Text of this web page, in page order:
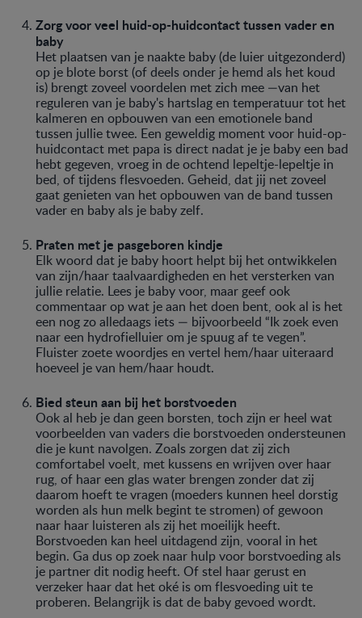
Zorg voor veel huid-op-huidcontact tussen vader en
baby
Het plaatsen van je naakte baby (de luier uitgezonderd)
op je blote borst (of deels onder je hemd als het koud
is) brengt zoveel voordelen met zich mee —van het
reguleren van je baby's hartslag en temperatuur tot het
kalmeren en opbouwen van een emotionele band
tussen jullie twee. Een geweldig moment voor huid-op-
huidcontact met papa is direct nadat je je baby een bad
hebt gegeven, vroeg in de ochtend lepeltje-lepeltje in
bed, of tijdens flesvoeden. Geheid, dat jij net zoveel
gaat genieten van het opbouwen van de band tussen
vader en baby als je baby zelf.
Praten met je pasgeboren kindje
Elk woord dat je baby hoort helpt bij het ontwikkelen
van zijn/haar taalvaardigheden en het versterken van
jullie relatie. Lees je baby voor, maar geef ook
commentaar op wat je aan het doen bent, ook al is het
een nog zo alledaags iets — bijvoorbeeld “Ik zoek even
naar een hydrofielluier om je spuug af te vegen”.
Fluister zoete woordjes en vertel hem/haar uiteraard
hoeveel je van hem/haar houdt.
Bied steun aan bij het borstvoeden
Ook al heb je dan geen borsten, toch zijn er heel wat
voorbeelden van vaders die borstvoeden ondersteunen
die je kunt navolgen. Zoals zorgen dat zij zich
comfortabel voelt, met kussens en wrijven over haar
rug, of haar een glas water brengen zonder dat zij
daarom hoeft te vragen (moeders kunnen heel dorstig
worden als hun melk begint te stromen) of gewoon
naar haar luisteren als zij het moeilijk heeft.
Borstvoeden kan heel uitdagend zijn, vooral in het
begin. Ga dus op zoek naar hulp voor borstvoeding als
je partner dit nodig heeft. Of stel haar gerust en
verzeker haar dat het oké is om flesvoeding uit te
proberen. Belangrijk is dat de baby gevoed wordt.